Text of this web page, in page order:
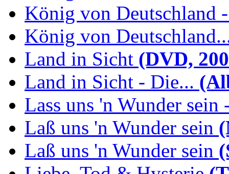
König von Deutschland
König von
Land in Sicht (DVD,
Land in Sicht - Die...
Lass uns 'n Wunder sein
Laß uns 'n Wunder sein
Laß uns 'n Wunder sein